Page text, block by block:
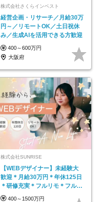
株式会社さくらインベスト
経営企画・リサーチ／月給30万
円～／リモートOK／土日祝休
み／生成AIを活用できる方歓迎
400～600万円
大阪府
株式会社SUNRISE
【WEBデザイナー】未経験大
歓迎＊月給30万円＊年休125日
＊研修充実＊フルリモ＊フルフ
レックス＊
400～1500万円